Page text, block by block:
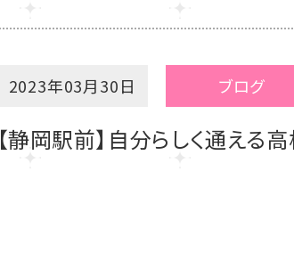
2023年03月30日 ブログ
【静岡駅前】自分らしく通える